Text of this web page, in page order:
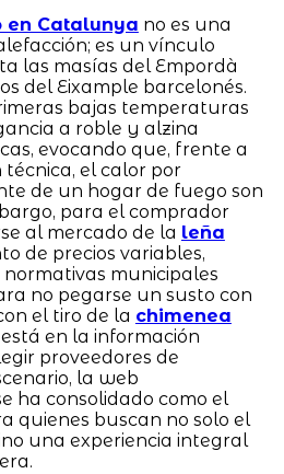
en Catalunya no es una
es un vínculo
las masías del Empordà
del Eixample barcelonés.
bajas temperaturas
a roble y alzina
evocando que, frente a
el calor por
de un hogar de fuego son
para el comprador
al mercado de la leña
de precios variables,
municipales
no pegarse un susto con
el tiro de la chimenea
en la información
proveedores de
la web
ha consolidado como el
quienes buscan no solo el
una experiencia integral